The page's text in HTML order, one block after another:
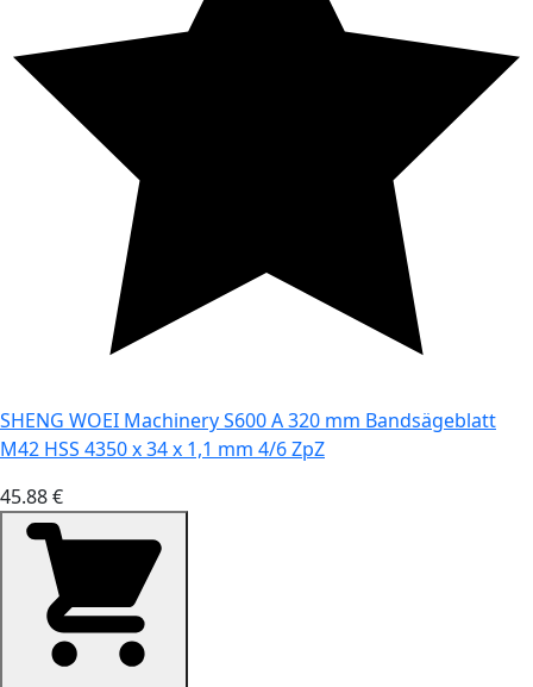
SHENG WOEI Machinery S600 A 320 mm Bandsägeblatt
M42 HSS 4350 x 34 x 1,1 mm 4/6 ZpZ
45.88 €